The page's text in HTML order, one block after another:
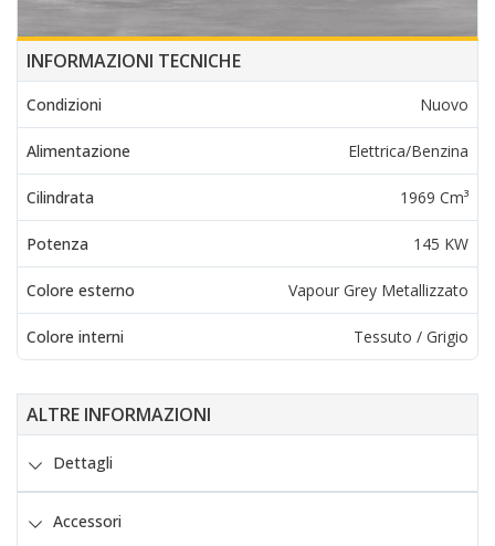
INFORMAZIONI TECNICHE
Condizioni Nuovo
Alimentazione Elettrica/Benzina
Cilindrata 1969 Cm³
Potenza 145 KW
Colore esterno Vapour Grey Metallizzato
Colore interni Tessuto / Grigio
ALTRE INFORMAZIONI
Dettagli
Accessori